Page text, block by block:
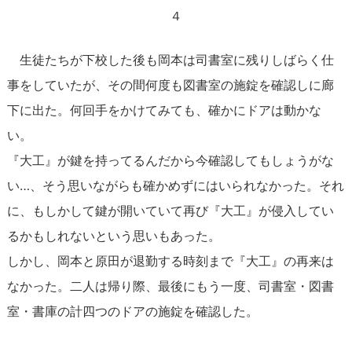
４
生徒たちが下校した後も岡本は司書室に残りしばらく仕
事をしていたが、その間何度も図書室の施錠を確認しに廊
下に出た。何回手をかけてみても、確かにドアは動かな
い。
『大工』が鍵を持ってるんだから今確認してもしょうがな
い…、そう思いながらも確かめずにはいられなかった。それ
に、もしかして鍵が開いていて再び『大工』が侵入してい
るかもしれないという思いもあった。
しかし、岡本と原田が退勤する時刻まで『大工』の再来は
なかった。二人は帰り際、最後にもう一度、司書室・図書
室・書庫の計四つのドアの施錠を確認した。